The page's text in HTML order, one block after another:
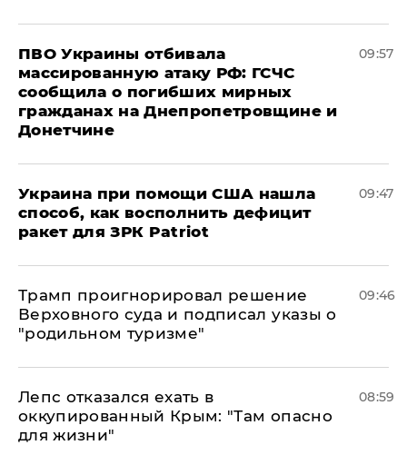
ПВО Украины отбивала
массированную атаку РФ: ГСЧС
сообщила о погибших мирных
гражданах на Днепропетровщине и
Донетчине
09:57
Украина при помощи США нашла
способ, как восполнить дефицит
ракет для ЗРК Patriot
09:47
Трамп проигнорировал решение
Верховного суда и подписал указы о
"родильном туризме"
09:46
Лепс отказался ехать в
оккупированный Крым: "Там опасно
для жизни"
08:59